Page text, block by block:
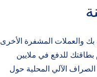
والعملات المشفرة الأخرى
بطاقتك للدفع في ملايين
الآلي المحلية حول